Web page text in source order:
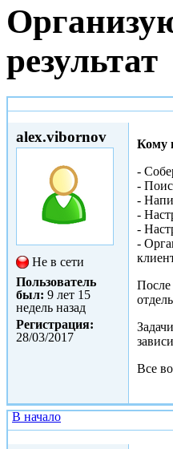
результат
alex.vibornov
Не в сети
Пользователь
был: 9 лет 15
недель назад
Регистрация:
28/03/2017
Кому
-
-
-
-
-
-
После
Все
В начало